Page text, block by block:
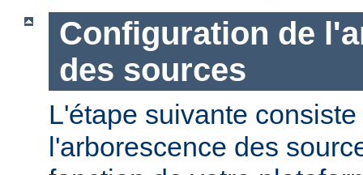
Configuration de
des sources
L'étape suivante
l'arborescence des